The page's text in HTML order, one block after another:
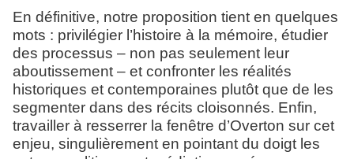
En définitive, notre proposition tient en quelques
mots : privilégier l’histoire à la mémoire, étudier
des processus – non pas seulement leur
aboutissement – et confronter les réalités
historiques et contemporaines plutôt que de les
segmenter dans des récits cloisonnés. Enfin,
travailler à resserrer la fenêtre d’Overton sur cet
enjeu, singulièrement en pointant du doigt les